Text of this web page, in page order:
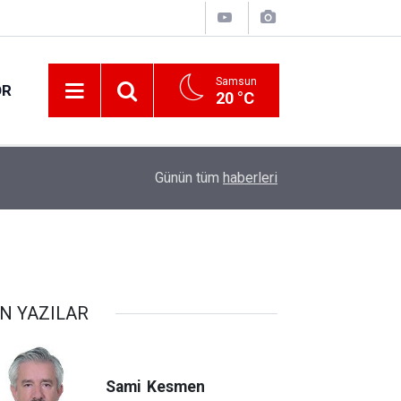
Samsun
20 °C
30 ilde DEAŞ terör örgütüne yönelik operasyon!
Günün tüm haberleri
YAZILAR
Sami Kesmen